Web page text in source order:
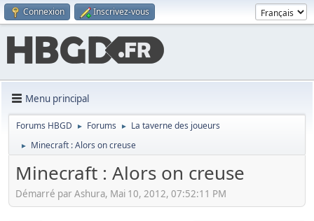
Connexion Inscrivez-vous
Menu principal
Forums HBGD ► Forums ► La taverne des joueurs
► Minecraft : Alors on creuse
Minecraft : Alors on creuse
Démarré par Ashura, Mai 10, 2012, 07:52:11 PM